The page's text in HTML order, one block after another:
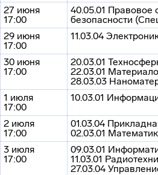
27 июня
17:00
40.05.01 Правовое
безопасности
29 июня
17:00
11.03.04
30 июня
17:00
20.03.01
22.03.01
28.03.03
1 июля
17:00
10.03.01
2 июля
17:00
01.03.04
02.03.01
3 июля
17:00
09.03.01
11.03.01
27.03.04